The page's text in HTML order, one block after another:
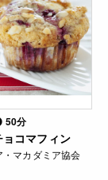
50分
コマフィン
・マカダミア協会